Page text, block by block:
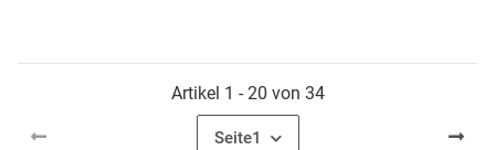
Artikel 1 - 20 von 34
Seite1